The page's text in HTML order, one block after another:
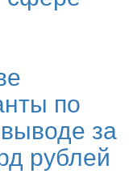
по
за
рублей